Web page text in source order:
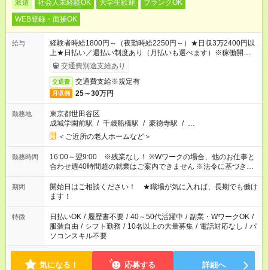
派遣 社会人未経験OK 大学生歓迎
ブランクOK
WEB登録・面接OK
給与
経験者時給1800円～（夜勤時給2250円～）★日収3万2400円以
上★日払い／週払い制度あり（月払いも選べます）※稼働開始時
は手続き完了次第のお支払いとなります。
交通費別途支給あり
交通費 交通費支給※規定有
月収例 25～30万円
勤務地
東京都世田谷区
成城学園前駅 / 千歳船橋駅 / 豪徳寺駅 / …
＜ご近所の老人ホームなど＞
勤務時間
16:00～翌9:00 ※残業なし！ ※Wワークの場合、他のお仕事と
合わせ週40時間超の就業はご案内できません ※法令に基づき、
週20時間以上勤務は社会保険への加入対象となります ※労働者
派遣法（日雇い派遣の原則禁止）により、短時間・短期間の就
業はご案内が難しい場合があります
期間
開始日はご相談ください！ ★職場が気に入れば、長期でも働け
ます！
特徴 日払いOK / 履歴書不要 / 40～50代活躍中 / 副業・WワークOK /
服装自由 / シフト勤務 / 10名以上の大量募集 / 電話対応なし / パ
ソコンスキル不要
気になる！ 応募する 詳細へ